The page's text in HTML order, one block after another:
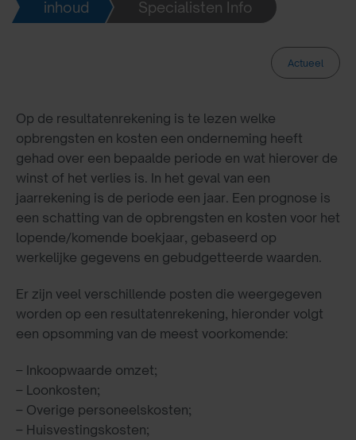
inhoud Specialisten Info
Actueel
Op de resultatenrekening is te lezen welke
opbrengsten en kosten een onderneming heeft
gehad over een bepaalde periode en wat hierover de
winst of het verlies is. In het geval van een
jaarrekening is de periode een jaar. Een prognose is
een schatting van de opbrengsten en kosten voor het
lopende/komende boekjaar, gebaseerd op
werkelijke gegevens en gebudgetteerde waarden.
Er zijn veel verschillende posten die weergegeven
worden op een resultatenrekening, hieronder volgt
een opsomming van de meest voorkomende:
– Inkoopwaarde omzet;
– Loonkosten;
– Overige personeelskosten;
– Huisvestingskosten;